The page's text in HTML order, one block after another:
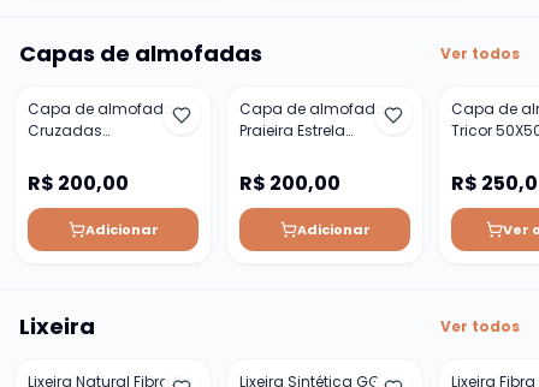
Capas de almofadas Ver todos
Capa de almofada
Cruzadas
R$ 200,00
Adicionar
Capa de almofada
Praieira Estrela
R$ 200,00
Adicionar
Capa de
Tricor
R$
Ver
Lixeira Ver todos
Lixeira Natural Fibra De Lixeira Sintética GG Lixeira